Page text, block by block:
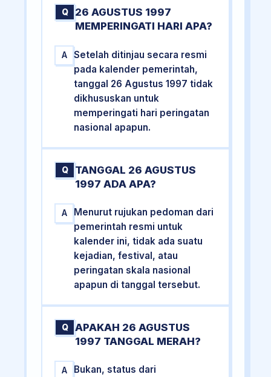
Q
26 AGUSTUS 1997
MEMPERINGATI HARI APA?
A
Setelah ditinjau secara resmi
pada kalender pemerintah,
tanggal 26 Agustus 1997 tidak
dikhususkan untuk
memperingati hari peringatan
nasional apapun.
Q
TANGGAL 26 AGUSTUS
1997 ADA APA?
A
Menurut rujukan pedoman dari
pemerintah resmi untuk
kalender ini, tidak ada suatu
kejadian, festival, atau
peringatan skala nasional
apapun di tanggal tersebut.
Q
APAKAH 26 AGUSTUS
1997 TANGGAL MERAH?
A
Bukan, status dari